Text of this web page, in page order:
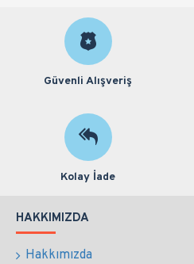
Güvenli Alışveriş
Kolay İade
HAKKIMIZDA
Hakkımızda